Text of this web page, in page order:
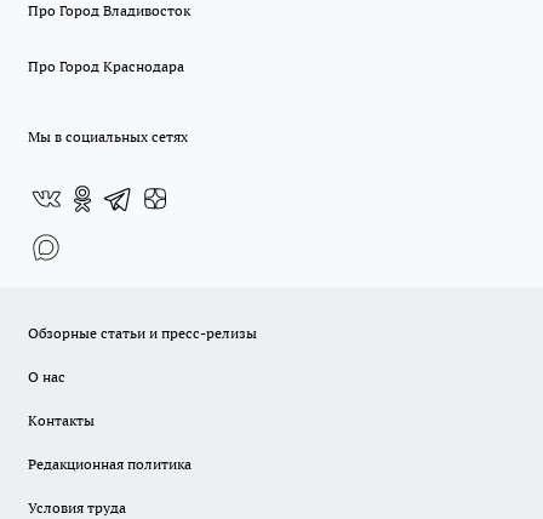
Про Город Владивосток
Про Город Краснодара
Мы в социальных сетях
Обзорные статьи и пресс-релизы
О нас
Контакты
Редакционная политика
Условия труда